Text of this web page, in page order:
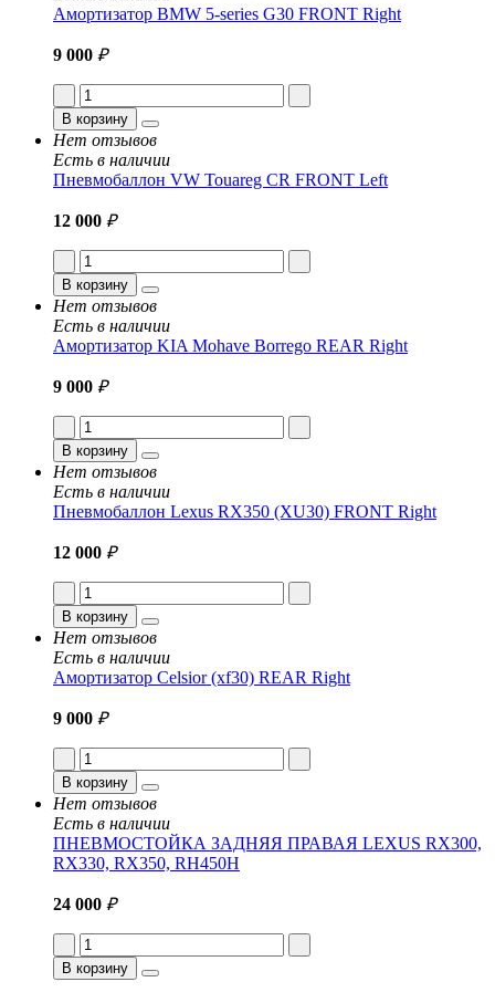
Амортизатор BMW 5-series G30 FRONT Right
9 000 ₽
В корзину
Нет отзывов
Есть в наличии
Пневмобаллон VW Touareg CR FRONT Left
12 000 ₽
В корзину
Нет отзывов
Есть в наличии
Амортизатор KIA Mohave Borrego REAR Right
9 000 ₽
В корзину
Нет отзывов
Есть в наличии
Пневмобаллон Lexus RX350 (XU30) FRONT Right
12 000 ₽
В корзину
Нет отзывов
Есть в наличии
Амортизатор Celsior (xf30) REAR Right
9 000 ₽
В корзину
Нет отзывов
Есть в наличии
ПНЕВМОСТОЙКА ЗАДНЯЯ ПРАВАЯ LEXUS RX300,
RX330, RX350, RH450H
24 000 ₽
В корзину